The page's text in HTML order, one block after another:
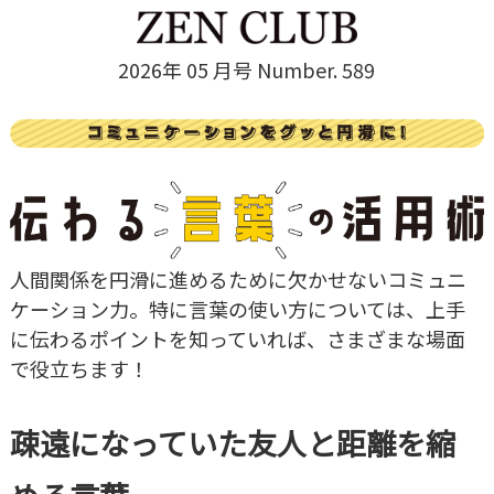
2026年 05 月号 Number. 589
人間関係を円滑に進めるために欠かせないコミュニ
ケーション力。特に言葉の使い方については、上手
に伝わるポイントを知っていれば、さまざまな場面
で役立ちます！
疎遠になっていた友人と距離を縮